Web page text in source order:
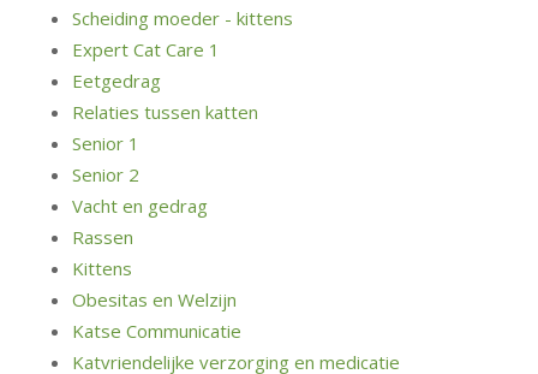
Scheiding moeder - kittens
Expert Cat Care 1
Eetgedrag
Relaties tussen katten
Senior 1
Senior 2
Vacht en gedrag
Rassen
Kittens
Obesitas en Welzijn
Katse Communicatie
Katvriendelijke verzorging en medicatie